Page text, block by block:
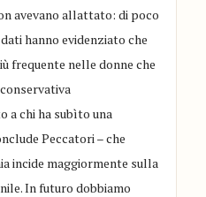
avevano allattato: di poco
hanno evidenziato che
frequente nelle donne che
a chi ha subìto una
Peccatori – che
incide maggiormente sulla
In futuro dobbiamo